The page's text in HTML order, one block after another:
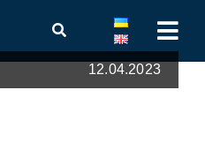
12.04.2023